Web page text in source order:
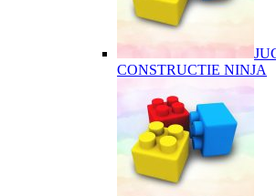
CONSTRUCTIE NINJA